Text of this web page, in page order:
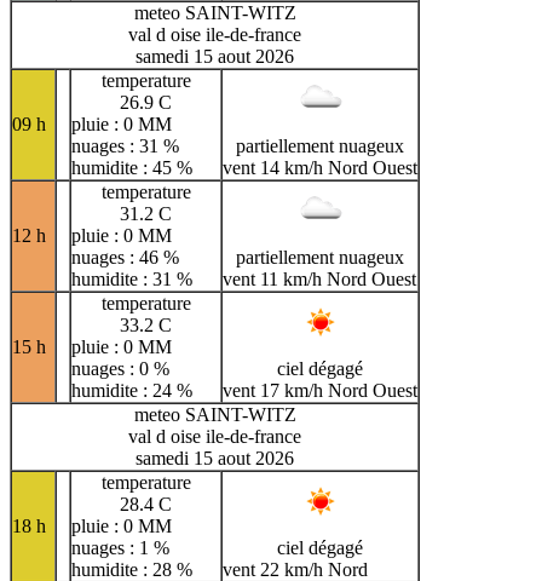
meteo SAINT-WITZ
val d oise ile-de-france
samedi 15 aout 2026
09 h
temperature
26.9 C
pluie : 0 MM
nuages : 31 %
humidite : 45 %
partiellement nuageux
vent 14 km/h Nord Ouest
12 h
temperature
31.2 C
pluie : 0 MM
nuages : 46 %
humidite : 31 %
partiellement nuageux
vent 11 km/h Nord Ouest
15 h
temperature
33.2 C
pluie : 0 MM
nuages : 0 %
humidite : 24 %
ciel dégagé
vent 17 km/h Nord Ouest
meteo SAINT-WITZ
val d oise ile-de-france
samedi 15 aout 2026
18 h
temperature
28.4 C
pluie : 0 MM
nuages : 1 %
humidite : 28 %
ciel dégagé
vent 22 km/h Nord